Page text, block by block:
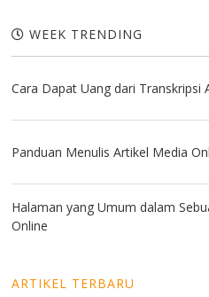
WEEK TRENDING
Cara Dapat Uang dari Transkripsi
Panduan Menulis Artikel Media
Halaman yang Umum dalam
Online
ARTIKEL TERBARU